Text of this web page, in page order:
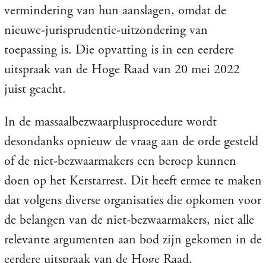
vermindering van hun aanslagen, omdat de
nieuwe-jurisprudentie-uitzondering van
toepassing is. Die opvatting is in een eerdere
uitspraak van de Hoge Raad van 20 mei 2022
juist geacht.
In de massaalbezwaarplusprocedure wordt
desondanks opnieuw de vraag aan de orde gesteld
of de niet-bezwaarmakers een beroep kunnen
doen op het Kerstarrest. Dit heeft ermee te maken
dat volgens diverse organisaties die opkomen voor
de belangen van de niet-bezwaarmakers, niet alle
relevante argumenten aan bod zijn gekomen in de
eerdere uitspraak van de Hoge Raad.